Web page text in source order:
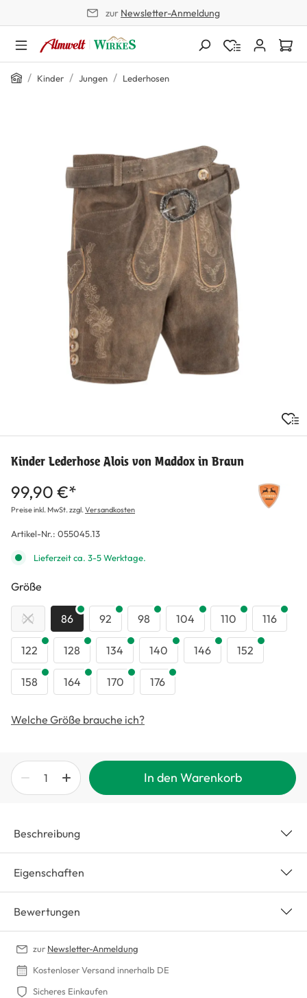
zur Newsletter-Anmeldung
Home
/ Kinder / Jungen / Lederhosen
Kinder Lederhose Alois von Maddox in Braun
99,90 €*
Preise inkl. MwSt. zzgl.Versandkosten
Artikel-Nr.: 055045.13
Lieferzeit ca. 3-5 Werktage.
Größe
80 86 92 98 104 110 116
122 128 134 140 146 152
158 164 170 176
Welche Größe brauche ich?
In den Warenkorb
Beschreibung
Eigenschaften
Bewertungen
zur Newsletter-Anmeldung
Kostenloser Versand innerhalb DE
Sicheres Einkaufen